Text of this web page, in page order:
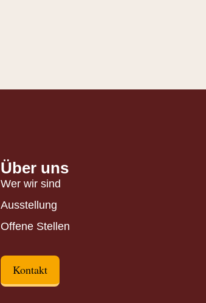
Über uns
Wer wir sind
Ausstellung
Offene Stellen
Kontakt